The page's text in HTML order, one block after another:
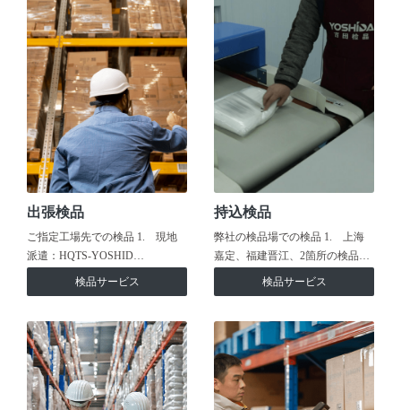
出張検品
ご指定工場先での検品 1. 現地
派遣：HQTS-YOSHID…
検品サービス
持込検品
弊社の検品場での検品 1. 上海
嘉定、福建晋江、2箇所の検品…
検品サービス